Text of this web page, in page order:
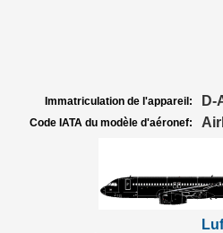
Immatriculation de l'appareil: D-
Code IATA du modèle d'aéronef: